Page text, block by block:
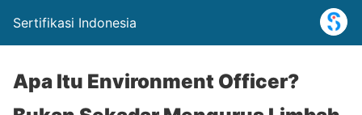
Sertifikasi Indonesia
Apa Itu Environment Officer?